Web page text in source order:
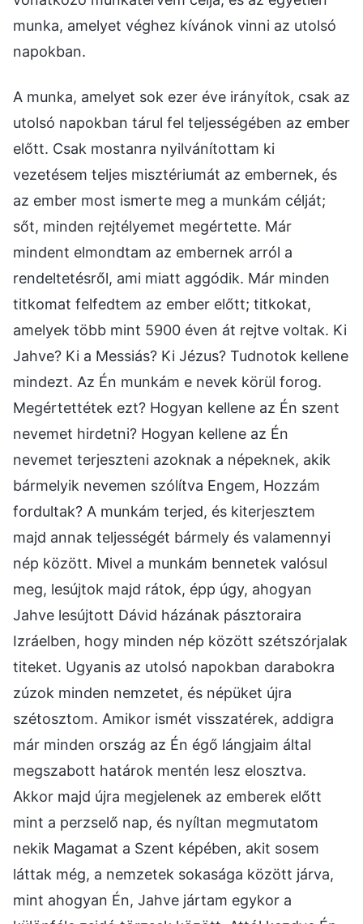
munka, amelyet véghez kívánok vinni az utolsó
napokban.
A munka, amelyet sok ezer éve irányítok, csak az
utolsó napokban tárul fel teljességében az ember
előtt. Csak mostanra nyilvánítottam ki
vezetésem teljes misztériumát az embernek, és
az ember most ismerte meg a munkám célját;
sőt, minden rejtélyemet megértette. Már
mindent elmondtam az embernek arról a
rendeltetésről, ami miatt aggódik. Már minden
titkomat felfedtem az ember előtt; titkokat,
amelyek több mint 5900 éven át rejtve voltak. Ki
Jahve? Ki a Messiás? Ki Jézus? Tudnotok kellene
mindezt. Az Én munkám e nevek körül forog.
Megértettétek ezt? Hogyan kellene az Én szent
nevemet hirdetni? Hogyan kellene az Én
nevemet terjeszteni azoknak a népeknek, akik
bármelyik nevemen szólítva Engem, Hozzám
fordultak? A munkám terjed, és kiterjesztem
majd annak teljességét bármely és valamennyi
nép között. Mivel a munkám bennetek valósul
meg, lesújtok majd rátok, épp úgy, ahogyan
Jahve lesújtott Dávid házának pásztoraira
Izráelben, hogy minden nép között szétszórjalak
titeket. Ugyanis az utolsó napokban darabokra
zúzok minden nemzetet, és népüket újra
szétosztom. Amikor ismét visszatérek, addigra
már minden ország az Én égő lángjaim által
megszabott határok mentén lesz elosztva.
Akkor majd újra megjelenek az emberek előtt
mint a perzselő nap, és nyíltan megmutatom
nekik Magamat a Szent képében, akit sosem
láttak még, a nemzetek sokasága között járva,
mint ahogyan Én, Jahve jártam egykor a